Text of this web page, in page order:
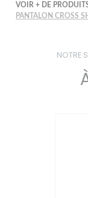
VOIR + DE
PANTALON CROSS
NOTRE